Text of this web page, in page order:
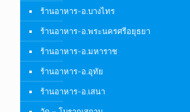
ร้านอาหาร-อ.บางไทร
ร้านอาหาร-อ.พระนครศรีอยุธยา
ร้านอาหาร-อ.มหาราช
ร้านอาหาร-อ.อุทัย
ร้านอาหาร-อ.เสนา